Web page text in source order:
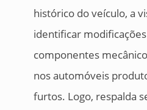
histórico do veículo, a
identificar
componentes
nos automóveis
furtos. Logo, respalda